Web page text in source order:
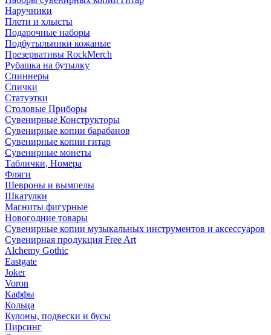
Наручники
Плети и хлысты
Подарочные наборы
Подбутыльники кожаные
Презервативы RockMerch
Рубашка на бутылку
Спиннеры
Спички
Статуэтки
Столовые Приборы
Сувенирные Конструкторы
Сувенирные копии барабанов
Сувенирные копии гитар
Сувенирные монеты
Таблички, Номера
Фляги
Шевроны и вымпелы
Шкатулки
Магниты фигурные
Новогодние товары
Сувенирные копии музыкальных инструментов и аксессуаров
Сувенирная продукция Free Art
Alchemy Gothic
Eastgate
Joker
Voron
Каффы
Кольца
Кулоны, подвески и бусы
Пирсинг